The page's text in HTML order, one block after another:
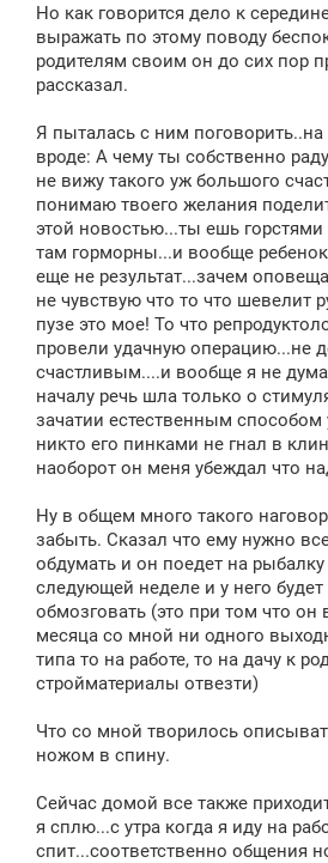
Но как говорится дело к
выражать по этому поводу
родителям своим он до сих пор
рассказал.
Я пыталась с ним поговорить..на
вроде: А чему ты собственно
не вижу такого уж большого
понимаю твоего желания
этой новостью...ты ешь горстями
там горморны...и вообще
еще не результат...зачем
не чувствую что то что шевелит
пузе это мое! То что
провели удачную операцию...не
счастливым....и вообще я не
началу речь шла только о
зачатии естественным
никто его пинками не гнал в
наоборот он меня убеждал что
Ну в общем много такого
забыть. Сказал что ему нужно
обдумать и он поедет на
следующей неделе и у него
обмозговать (это при том что он
месяца со мной ни одного
типа то на работе, то на дачу к
стройматериалы отвезти)
Что со мной творилось
ножом в спину.
Сейчас домой все также
я сплю...с утра когда я иду на
спит...соответственно общения